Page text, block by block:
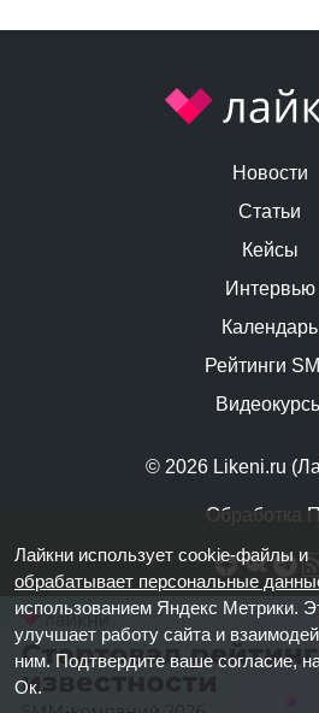
© 2026 Likeni.ru
Обработка
Новости
Статьи
Кейсы
Интервью
Календарь
Рейтинги
Лайкни использует cookie-файлы и
обрабатывает персональные
использованием Яндекс Метрики.
улучшает работу сайта и
ним. Подтвердите ваше согласие,
Ок.